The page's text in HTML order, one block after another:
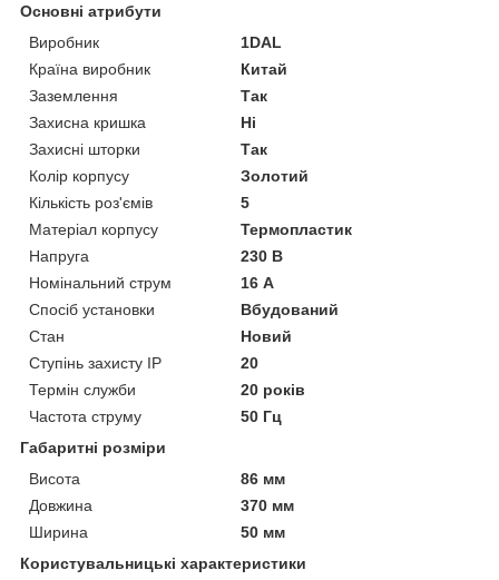
Основні атрибути
Виробник
1DAL
Країна виробник
Китай
Заземлення
Так
Захисна кришка
Ні
Захисні шторки
Так
Колір корпусу
Золотий
Кількість роз'ємів
5
Матеріал корпусу
Термопластик
Напруга
230 В
Номінальний струм
16 А
Спосіб установки
Вбудований
Стан
Новий
Ступінь захисту IP
20
Термін служби
20 років
Частота струму
50 Гц
Габаритні розміри
Висота
86 мм
Довжина
370 мм
Ширина
50 мм
Користувальницькі характеристики